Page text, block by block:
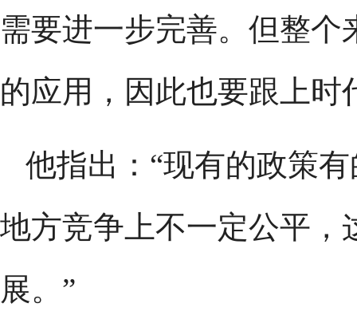
需要进一步完善。但整
的应用，因此也要跟上时
他指出：“现有的政策
地方竞争上不一定公平，
展。”